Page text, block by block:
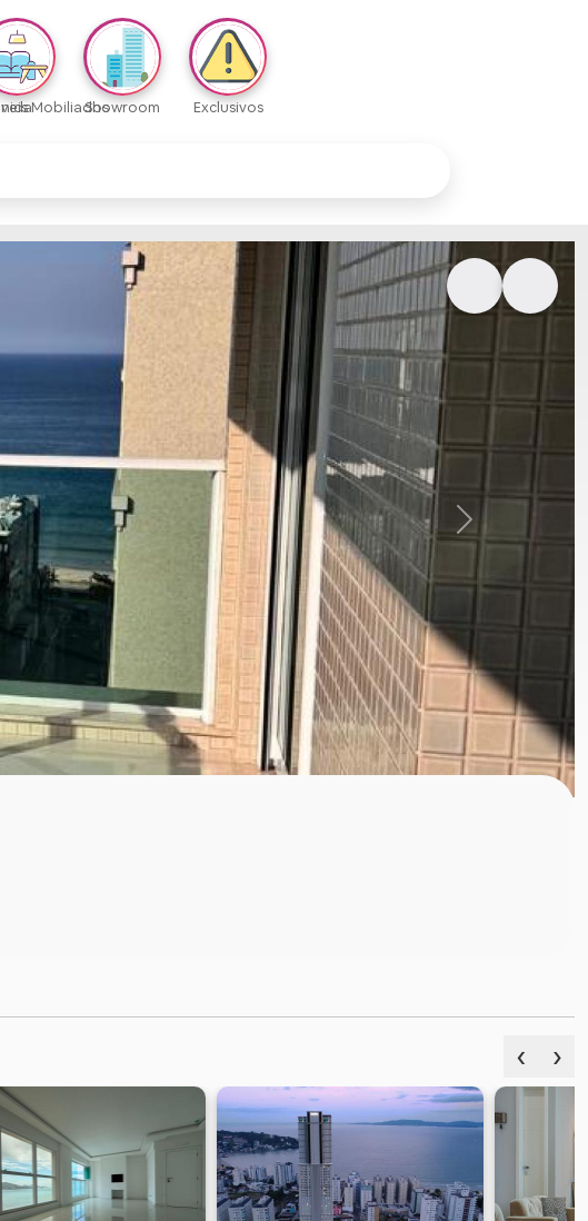
MobiliadosShowroom Exclusivos
‹ ›